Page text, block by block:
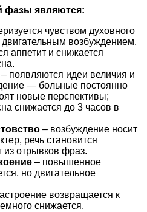
фазы являются:
чувством духовного
возбуждением.
аппетит и снижается
– появляются идеи величия и
— больные постоянно
новые перспективы;
снижается до 3 часов в
– возбуждение носит
речь становится
из отрывков фраз.
– повышенное
но двигательное
возвращается к
снижается.